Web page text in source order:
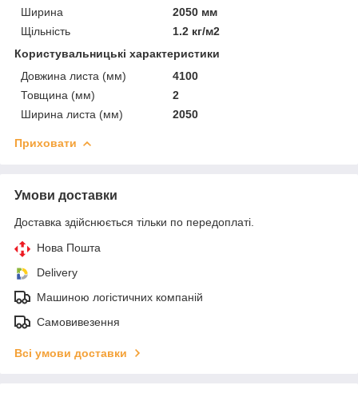
Ширина
2050 мм
Щільність
1.2 кг/м2
Користувальницькі характеристики
Довжина листа (мм)
4100
Товщина (мм)
2
Ширина листа (мм)
2050
Приховати
Умови доставки
Доставка здійснюється тільки по передоплаті.
Нова Пошта
Delivery
Машиною логістичних компаній
Самовивезення
Всі умови доставки